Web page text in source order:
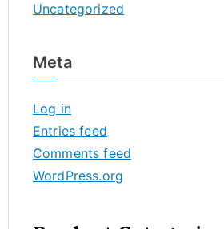
Uncategorized
Meta
Log in
Entries feed
Comments feed
WordPress.org